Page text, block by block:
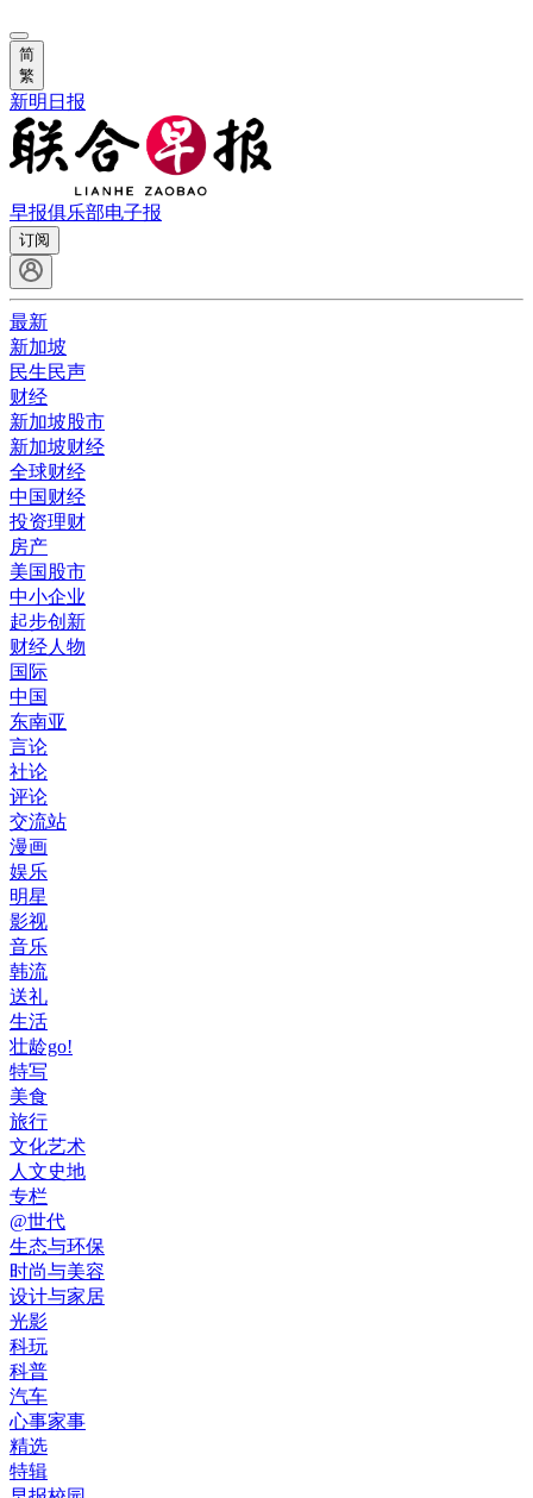
简
繁
新明日报
早报俱乐部电子报
订阅
最新
新加坡
民生民声
财经
新加坡股市
新加坡财经
全球财经
中国财经
投资理财
房产
美国股市
中小企业
起步创新
财经人物
国际
中国
东南亚
言论
社论
评论
交流站
漫画
娱乐
明星
影视
音乐
韩流
送礼
生活
壮龄go!
特写
美食
旅行
文化艺术
人文史地
专栏
@世代
生态与环保
时尚与美容
设计与家居
光影
科玩
科普
汽车
心事家事
精选
特辑